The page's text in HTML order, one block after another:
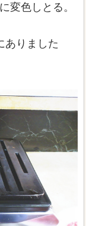
変色しとる。
ありました